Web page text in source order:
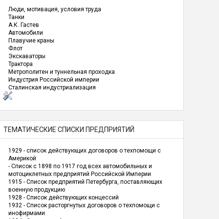
Люди, мотивация, условия труда
Танки
А.К. Гастев
Автомобили
Плавучие краны
Флот
Экскаваторы
Трактора
Метрополитен и туннельная проходка
Индустрия Российской империи
Сталинская индустриализация
ТЕМАТИЧЕСКИЕ СПИСКИ ПРЕДПРИЯТИЙ
1929 - список действующих договоров о техпомощи с
Америкой
- Список с 1898 по 1917 год всех автомобильных и
мотоциклетных предприятий Российской Империи
1915 - Список предприятий Петербурга, поставляющих
военную продукцию
1928 - Список действующих концессий
1932 - Список расторгнутых договоров о техпомощи с
инофирмами